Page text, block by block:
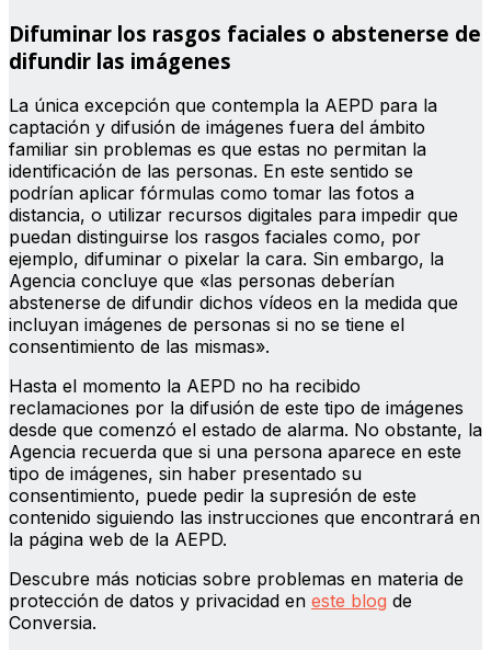
Difuminar los rasgos faciales o abstenerse de
difundir las imágenes
La única excepción que contempla la AEPD para la
captación y difusión de imágenes fuera del ámbito
familiar sin problemas es que estas no permitan la
identificación de las personas. En este sentido se
podrían aplicar fórmulas como tomar las fotos a
distancia, o utilizar recursos digitales para impedir que
puedan distinguirse los rasgos faciales como, por
ejemplo, difuminar o pixelar la cara. Sin embargo, la
Agencia concluye que «las personas deberían
abstenerse de difundir dichos vídeos en la medida que
incluyan imágenes de personas si no se tiene el
consentimiento de las mismas».
Hasta el momento la AEPD no ha recibido
reclamaciones por la difusión de este tipo de imágenes
desde que comenzó el estado de alarma. No obstante, la
Agencia recuerda que si una persona aparece en este
tipo de imágenes, sin haber presentado su
consentimiento, puede pedir la supresión de este
contenido siguiendo las instrucciones que encontrará en
la página web de la AEPD.
Descubre más noticias sobre problemas en materia de
protección de datos y privacidad en este blog de
Conversia.